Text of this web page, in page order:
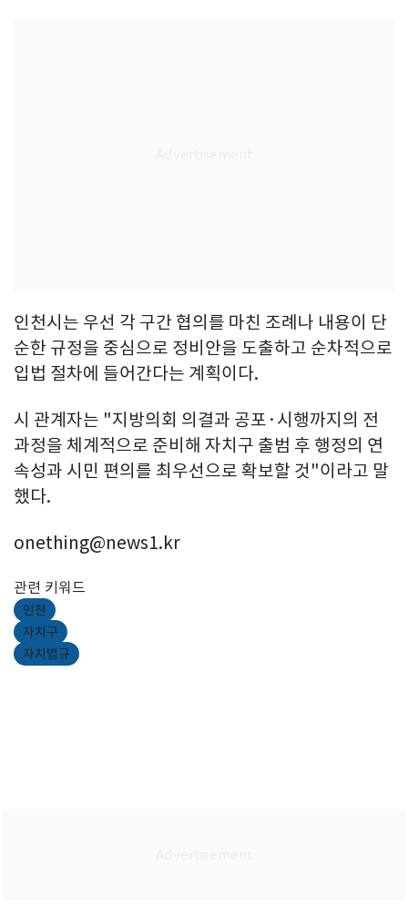
인천시는 우선 각 구간 협의를 마친 조례나 내용이 단
순한 규정을 중심으로 정비안을 도출하고 순차적으로
입법 절차에 들어간다는 계획이다.
시 관계자는 "지방의회 의결과 공포·시행까지의 전
과정을 체계적으로 준비해 자치구 출범 후 행정의 연
속성과 시민 편의를 최우선으로 확보할 것"이라고 말
했다.
onething@news1.kr
관련 키워드
인천
자치구
자치법규